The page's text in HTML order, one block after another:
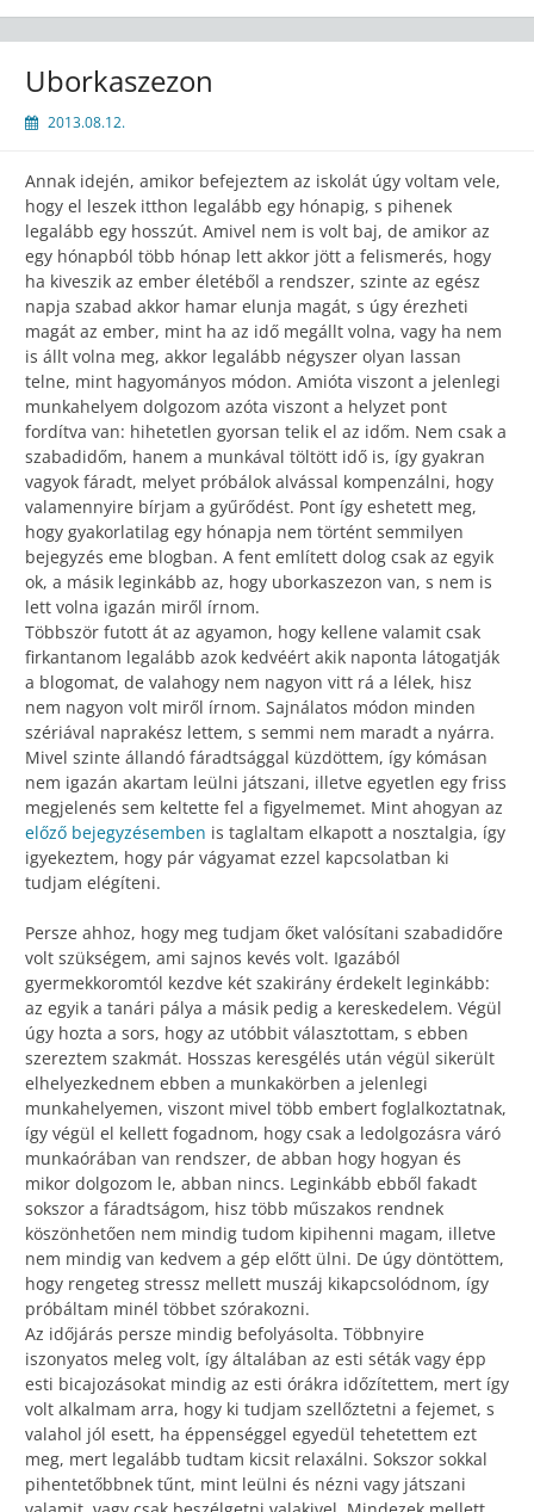
Uborkaszezon
2013.08.12.
Annak idején, amikor befejeztem az iskolát úgy voltam vele,
hogy el leszek itthon legalább egy hónapig, s pihenek
legalább egy hosszút. Amivel nem is volt baj, de amikor az
egy hónapból több hónap lett akkor jött a felismerés, hogy
ha kiveszik az ember életéből a rendszer, szinte az egész
napja szabad akkor hamar elunja magát, s úgy érezheti
magát az ember, mint ha az idő megállt volna, vagy ha nem
is állt volna meg, akkor legalább négyszer olyan lassan
telne, mint hagyományos módon. Amióta viszont a jelenlegi
munkahelyem dolgozom azóta viszont a helyzet pont
fordítva van: hihetetlen gyorsan telik el az időm. Nem csak a
szabadidőm, hanem a munkával töltött idő is, így gyakran
vagyok fáradt, melyet próbálok alvással kompenzálni, hogy
valamennyire bírjam a gyűrődést. Pont így eshetett meg,
hogy gyakorlatilag egy hónapja nem történt semmilyen
bejegyzés eme blogban. A fent említett dolog csak az egyik
ok, a másik leginkább az, hogy uborkaszezon van, s nem is
lett volna igazán miről írnom.
Többször futott át az agyamon, hogy kellene valamit csak
firkantanom legalább azok kedvéért akik naponta látogatják
a blogomat, de valahogy nem nagyon vitt rá a lélek, hisz
nem nagyon volt miről írnom. Sajnálatos módon minden
szériával naprakész lettem, s semmi nem maradt a nyárra.
Mivel szinte állandó fáradtsággal küzdöttem, így kómásan
nem igazán akartam leülni játszani, illetve egyetlen egy friss
megjelenés sem keltette fel a figyelmemet. Mint ahogyan az
előző bejegyzésemben is taglaltam elkapott a nosztalgia, így
igyekeztem, hogy pár vágyamat ezzel kapcsolatban ki
tudjam elégíteni.
Persze ahhoz, hogy meg tudjam őket valósítani szabadidőre
volt szükségem, ami sajnos kevés volt. Igazából
gyermekkoromtól kezdve két szakirány érdekelt leginkább:
az egyik a tanári pálya a másik pedig a kereskedelem. Végül
úgy hozta a sors, hogy az utóbbit választottam, s ebben
szereztem szakmát. Hosszas keresgélés után végül sikerült
elhelyezkednem ebben a munkakörben a jelenlegi
munkahelyemen, viszont mivel több embert foglalkoztatnak,
így végül el kellett fogadnom, hogy csak a ledolgozásra váró
munkaórában van rendszer, de abban hogy hogyan és
mikor dolgozom le, abban nincs. Leginkább ebből fakadt
sokszor a fáradtságom, hisz több műszakos rendnek
köszönhetően nem mindig tudom kipihenni magam, illetve
nem mindig van kedvem a gép előtt ülni. De úgy döntöttem,
hogy rengeteg stressz mellett muszáj kikapcsolódnom, így
próbáltam minél többet szórakozni.
Az időjárás persze mindig befolyásolta. Többnyire
iszonyatos meleg volt, így általában az esti séták vagy épp
esti bicajozásokat mindig az esti órákra időzítettem, mert így
volt alkalmam arra, hogy ki tudjam szellőztetni a fejemet, s
valahol jól esett, ha éppenséggel egyedül tehetettem ezt
meg, mert legalább tudtam kicsit relaxálni. Sokszor sokkal
pihentetőbbnek tűnt, mint leülni és nézni vagy játszani